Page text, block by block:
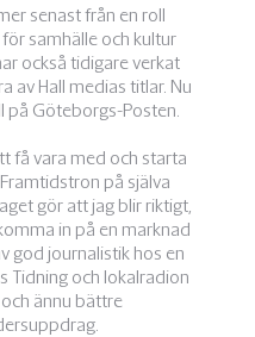
senast från en roll
samhälle och kultur
också tidigare verkat
av Hall medias titlar. Nu
på Göteborgs-Posten.
få vara med och starta
på själva
gör att jag blir riktigt,
in på en marknad
god journalistik hos en
Tidning och lokalradion
ännu bättre